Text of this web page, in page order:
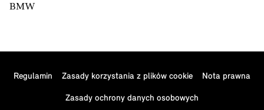
BMW
Regulamin Zasady korzystania z plików cookie Nota prawna
Zasady ochrony danych osobowych